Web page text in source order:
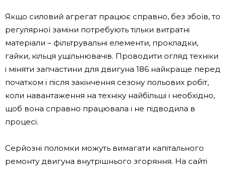
Якщо силовий агрегат працює справно, без збоїв, то
регулярної заміни потребують тільки витратні
матеріали – фільтрувальні елементи, прокладки,
гайки, кільця ущільнювачів. Проводити огляд техніки
і міняти запчастини для двигуна 186 найкраще перед
початком і після закінчення сезону польових робіт,
коли навантаження на техніку найбільші і необхідно,
щоб вона справно працювала і не підводила в
процесі.
Серйозні поломки можуть вимагати капітального
ремонту двигуна внутрішнього згоряння. На сайті